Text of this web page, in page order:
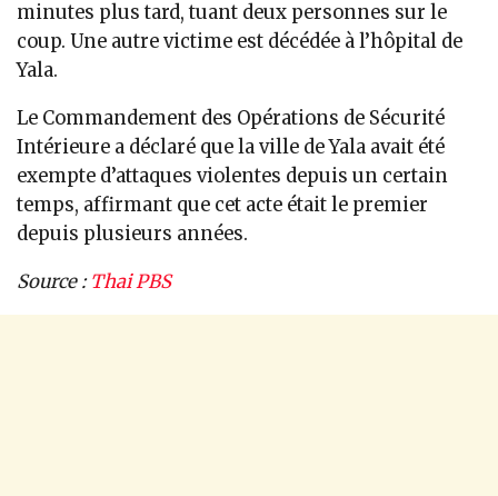
minutes plus tard, tuant deux personnes sur le
coup. Une autre victime est décédée à l’hôpital de
Yala.
Le Commandement des Opérations de Sécurité
Intérieure a déclaré que la ville de Yala avait été
exempte d’attaques violentes depuis un certain
temps, affirmant que cet acte était le premier
depuis plusieurs années.
Source :Thai PBS